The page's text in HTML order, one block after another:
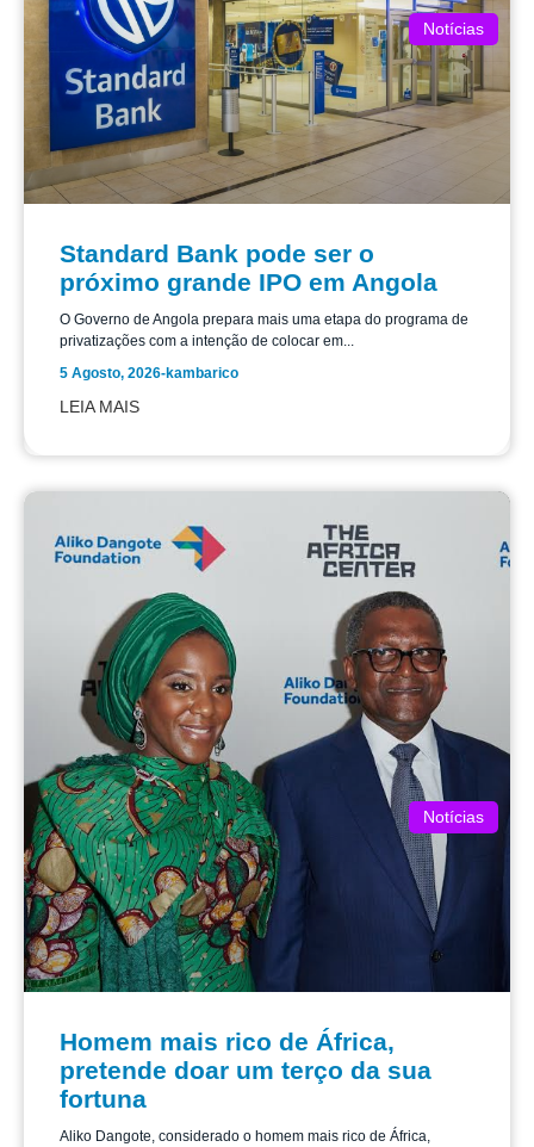
Notícias
Standard Bank pode ser o
próximo grande IPO em Angola
O Governo de Angola prepara mais uma etapa do programa de
privatizações com a intenção de colocar em...
5 Agosto, 2026-kambarico
LEIA MAIS
Notícias
Homem mais rico de África,
pretende doar um terço da sua
fortuna
Aliko Dangote, considerado o homem mais rico de África,